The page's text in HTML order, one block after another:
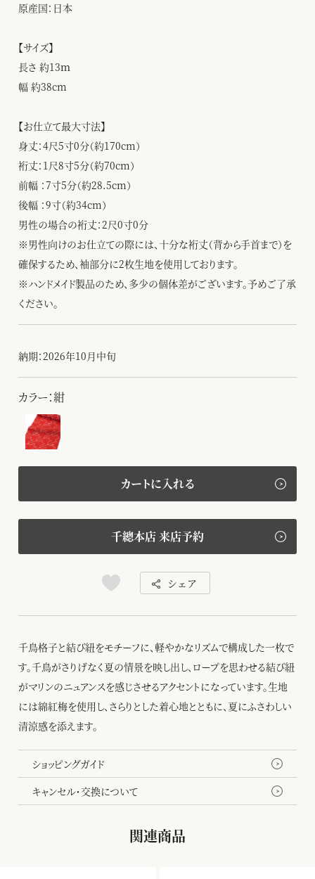
原産国：日本
【サイズ】
長さ 約13ｍ
幅 約38cm
【お仕立て最大寸法】
身丈：4尺5寸0分（約170cm）
裄丈：1尺8寸5分（約70cm）
前幅 ：7寸5分（約28.5cm）
後幅 ：9寸（約34cm）
男性の場合の裄丈：2尺0寸0分
※男性向けのお仕立ての際には、十分な裄丈（背から手首まで）を
確保するため、袖部分に2枚生地を使用しております。
※ハンドメイド製品のため、多少の個体差がございます。予めご了承
ください。
納期：2026年10月中旬
カラー：紺
カートに入れる
千總本店 来店予約
シェア
千鳥格子と結び紐をモチーフに、軽やかなリズムで構成した一枚で
す。千鳥がさりげなく夏の情景を映し出し、ロープを思わせる結び紐
がマリンのニュアンスを感じさせるアクセントになっています。生地
には綿紅梅を使用し、さらりとした着心地とともに、夏にふさわしい
清涼感を添えます。
ショッピングガイド
キャンセル・交換について
関連商品